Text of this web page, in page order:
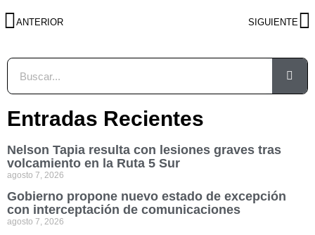
ANTERIOR SIGUIENTE
Entradas Recientes
Nelson Tapia resulta con lesiones graves tras
volcamiento en la Ruta 5 Sur
agosto 7, 2026
Gobierno propone nuevo estado de excepción
con interceptación de comunicaciones
agosto 7, 2026